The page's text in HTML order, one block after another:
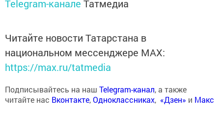
Telegram-канале Татмедиа
Читайте новости Татарстана в
национальном мессенджере MАХ:
https://max.ru/tatmedia
Подписывайтесь на наш Telegram-канал, а также
читайте нас Вконтакте,Одноклассниках, «Дзен» и Макс